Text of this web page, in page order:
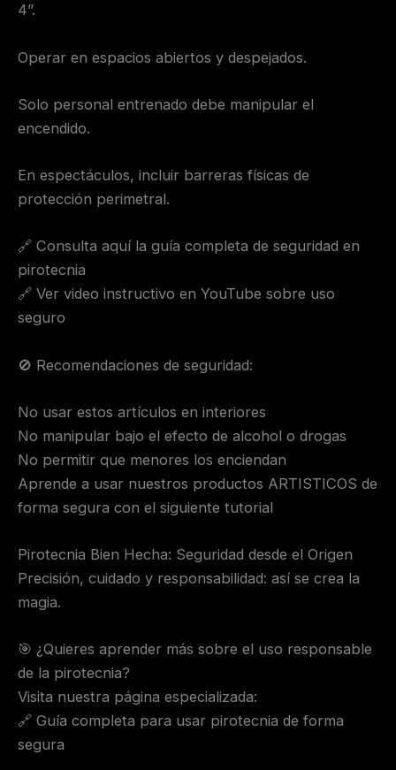
4”.
Operar en espacios abiertos y despejados.
Solo personal entrenado debe manipular el
encendido.
En espectáculos, incluir barreras físicas de
protección perimetral.
🔗 Consulta aquí la guía completa de seguridad en
pirotecnia
🔗 Ver video instructivo en YouTube sobre uso
seguro
🚫 Recomendaciones de seguridad:
No usar estos artículos en interiores
No manipular bajo el efecto de alcohol o drogas
No permitir que menores los enciendan
Aprende a usar nuestros productos ARTISTICOS de
forma segura con el siguiente tutorial
Pirotecnia Bien Hecha: Seguridad desde el Origen
Precisión, cuidado y responsabilidad: así se crea la
magia.
🎯 ¿Quieres aprender más sobre el uso responsable
de la pirotecnia?
Visita nuestra página especializada:
🔗 Guía completa para usar pirotecnia de forma
segura